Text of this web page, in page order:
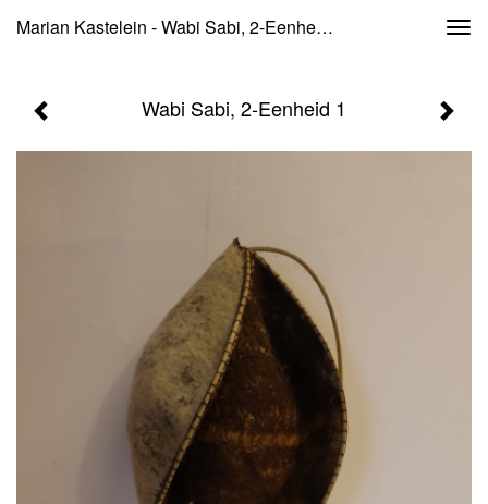
Marian Kastelein - Wabi Sabi, 2-Eenheid 1
Wabi Sabi, 2-Eenheid 1